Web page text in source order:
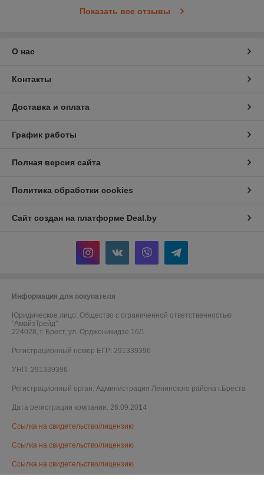
Показать все отзывы
О нас
Контакты
Доставка и оплата
График работы
Полная версия сайта
Политика обработки cookies
Сайт создан на платформе Deal.by
Информация для покупателя
Юридическое лицо: Общество с ограниченной ответственностью
"АмайзТрейд"
224028, г. Брест, ул. Орджоникидзе 16/1
Регистрационный номер ЕГР: 291339396
УНП: 291339396
Регистрационный орган: Администрация Ленинского района г.Бреста
Дата регистрации компании: 26.09.2014
Ссылка на свидетельство/лицензию
Ссылка на свидетельство/лицензию
Ссылка на свидетельство/лицензию